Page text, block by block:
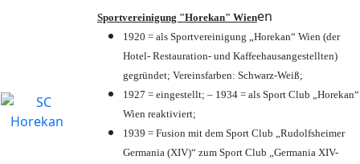
Sportvereinigung "Horekan" Wienen
1920 = als Sportvereinigung „Horekan“ Wien (der
Hotel- Restauration- und Kaffeehausangestellten)
gegründet; Vereinsfarben: Schwarz-Weiß;
1927 = eingestellt; – 1934 = als Sport Club „Horekan“
Wien reaktiviert;
1939 = Fusion mit dem Sport Club „Rudolfsheimer
Germania (XIV)“ zum Sport Club „Germania XIV-